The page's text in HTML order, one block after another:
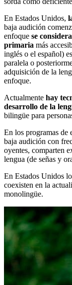
En Estados Unidos,
baja audición
enfoque se
primaria más
inglés o el español)
paralela o
adquisición de la
enfoque.
Actualmente hay
desarrollo de la
bilingüe para
En los programas de
baja audición con
oyentes, comparten
lengua (de señas y
En Estados Unidos
coexisten en la
monolingüe.